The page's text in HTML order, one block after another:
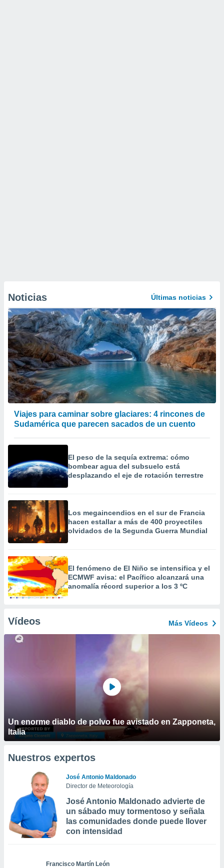
Noticias Últimas noticias
Viajes para caminar sobre glaciares: 4 rincones de
Sudamérica que parecen sacados de un cuento
El peso de la sequía extrema: cómo
bombear agua del subsuelo está
desplazando el eje de rotación terrestre
Los megaincendios en el sur de Francia
hacen estallar a más de 400 proyectiles
olvidados de la Segunda Guerra Mundial
El fenómeno de El Niño se intensifica y el
ECMWF avisa: el Pacífico alcanzará una
anomalía récord superior a los 3 ºC
Vídeos Más Vídeos
Un enorme diablo de polvo fue avistado en Zapponeta,
Italia
Nuestros expertos
José Antonio Maldonado
Director de Meteorología
José Antonio Maldonado advierte de
un sábado muy tormentoso y señala
las comunidades donde puede llover
con intensidad
Francisco Martín León